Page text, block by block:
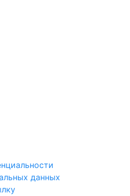
данных